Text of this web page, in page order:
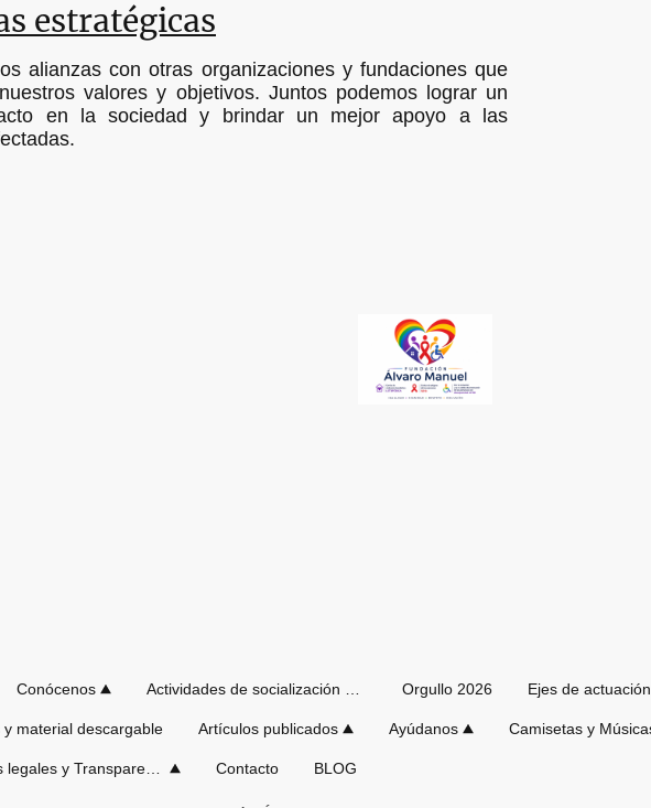
estratégicas
alianzas con otras organizaciones y fundaciones que
valores y objetivos. Juntos podemos lograr un
en la sociedad y brindar un mejor apoyo a las
Conócenos Orgullo 2026 Ejes de actuación
y material descargable Artículos publicados Ayúdanos
Contacto BLOG